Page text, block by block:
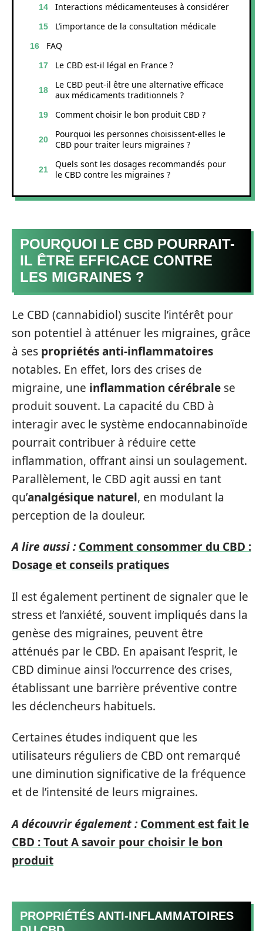
Interactions médicamenteuses à considérer
L’importance de la consultation médicale
FAQ
Le CBD est-il légal en France ?
Le CBD peut-il être une alternative efficace
aux médicaments traditionnels ?
Comment choisir le bon produit CBD ?
Pourquoi les personnes choisissent-elles le
CBD pour traiter leurs migraines ?
Quels sont les dosages recommandés pour
le CBD contre les migraines ?
POURQUOI LE CBD POURRAIT-
IL ÊTRE EFFICACE CONTRE
LES MIGRAINES ?
Le CBD (cannabidiol) suscite l’intérêt pour
son potentiel à atténuer les migraines, grâce
à ses propriétés anti-inflammatoires
notables. En effet, lors des crises de
migraine, une inflammation cérébrale se
produit souvent. La capacité du CBD à
interagir avec le système endocannabinoïde
pourrait contribuer à réduire cette
inflammation, offrant ainsi un soulagement.
Parallèlement, le CBD agit aussi en tant
qu’analgésique naturel, en modulant la
perception de la douleur.
A lire aussi : Comment consommer du CBD :
Dosage et conseils pratiques
Il est également pertinent de signaler que le
stress et l’anxiété, souvent impliqués dans la
genèse des migraines, peuvent être
atténués par le CBD. En apaisant l’esprit, le
CBD diminue ainsi l’occurrence des crises,
établissant une barrière préventive contre
les déclencheurs habituels.
Certaines études indiquent que les
utilisateurs réguliers de CBD ont remarqué
une diminution significative de la fréquence
et de l’intensité de leurs migraines.
A découvrir également : Comment est fait le
CBD : Tout A savoir pour choisir le bon
produit
PROPRIÉTÉS ANTI-INFLAMMATOIRES